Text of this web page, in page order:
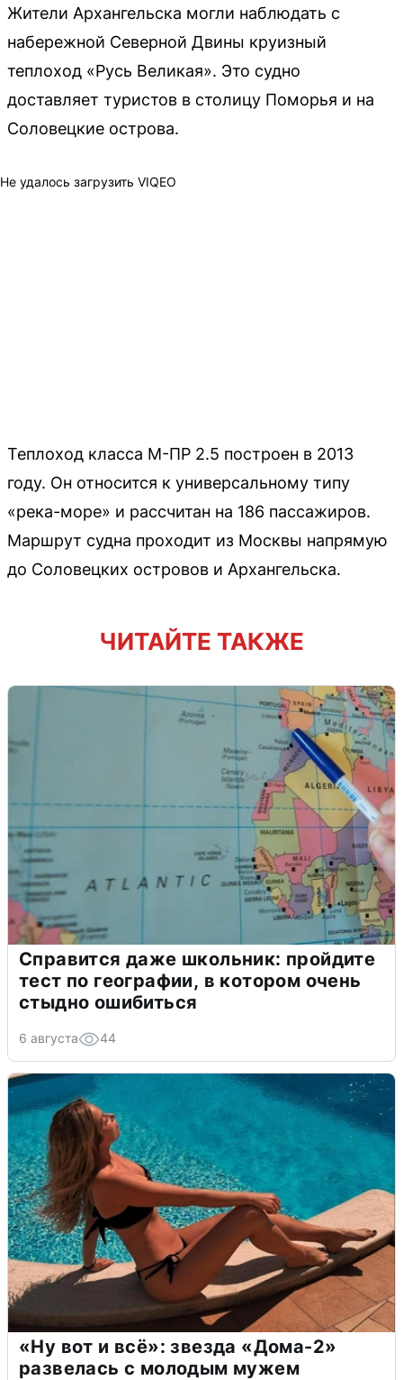
Жители Архангельска могли наблюдать с
набережной Северной Двины круизный
теплоход «Русь Великая». Это судно
доставляет туристов в столицу Поморья и на
Соловецкие острова.
Не удалось загрузить VIQEO
Теплоход класса М-ПР 2.5 построен в 2013
году. Он относится к универсальному типу
«река-море» и рассчитан на 186 пассажиров.
Маршрут судна проходит из Москвы напрямую
до Соловецких островов и Архангельска.
ЧИТАЙТЕ ТАКЖЕ
Справится даже школьник: пройдите
тест по географии, в котором очень
стыдно ошибиться
6 августа 44
«Ну вот и всё»: звезда «Дома-2»
развелась с молодым мужем